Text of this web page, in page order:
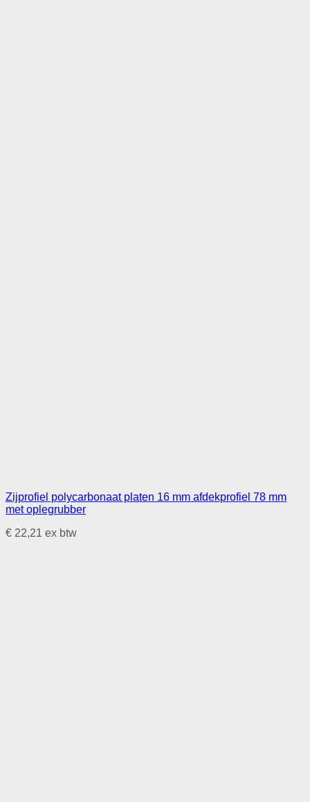
Zijprofiel polycarbonaat platen 16 mm afdekprofiel 78 mm
met oplegrubber
€ 22,21 ex btw